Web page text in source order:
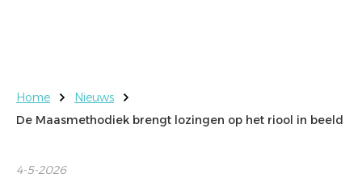
Home
Nieuws
De Maasmethodiek brengt lozingen op het riool in beeld
4-5-2026